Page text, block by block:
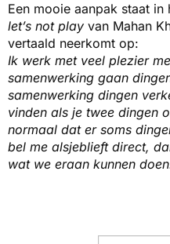
Een mooie aanpak staat in
let’s not play van Mahan
vertaald neerkomt op:
Ik werk met veel plezier
samenwerking gaan
samenwerking dingen
vinden als je twee dingen
normaal dat er soms
bel me alsjeblieft direct,
wat we eraan kunnen